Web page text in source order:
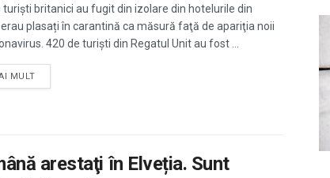
turişti britanici au fugit din izolare din hotelurile din
erau plasați în carantină ca măsură faţă de apariţia noii
420 de turişti din Regatul Unit au fost ...
MULT
arestaţi în Elveția. Sunt